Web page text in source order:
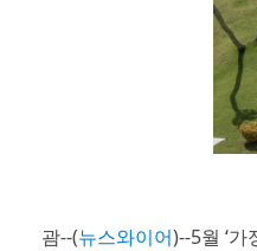
괌--(뉴스와이어)--5월 ‘